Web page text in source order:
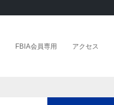
FBIA会員専用 アクセス